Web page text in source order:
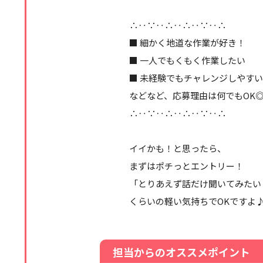
∴‥∵‥∴‥∴‥∵‥∴
■ 細かく地道な作業が好き！
■ 一人でもくもく作業したい
■ 未経験でもチャレンジしやす
などなど、応募理由は何でも
∴‥∵‥∴‥∴‥∵‥∴
イイかも！と思ったら、
まずはポチっとエントリー！
「とりあえず話だけ聞いてみたい
くらいの軽い気持ちでOKですよ♪
担当からのオススメポイント